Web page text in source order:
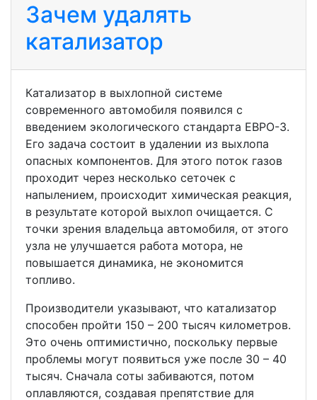
Зачем удалять
катализатор
Катализатор в выхлопной системе
современного автомобиля появился с
введением экологического стандарта ЕВРО-3.
Его задача состоит в удалении из выхлопа
опасных компонентов. Для этого поток газов
проходит через несколько сеточек с
напылением, происходит химическая реакция,
в результате которой выхлоп очищается. С
точки зрения владельца автомобиля, от этого
узла не улучшается работа мотора, не
повышается динамика, не экономится
топливо.
Производители указывают, что катализатор
способен пройти 150 – 200 тысяч километров.
Это очень оптимистично, поскольку первые
проблемы могут появиться уже после 30 – 40
тысяч. Сначала соты забиваются, потом
оплавляются, создавая препятствие для